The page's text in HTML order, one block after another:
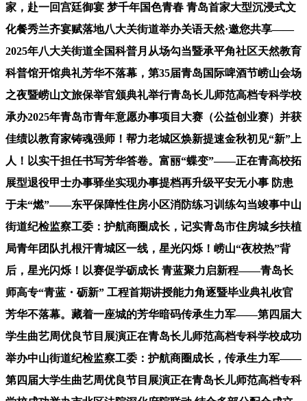
家，赴一回宫廷御宴 梦千年国色青春 青岛首家大型沉浸式文
化餐秀兰齐宴赋落地八大关街道举办关语天然·邀您共享——
2025年八大关街道全国科普月从场勾当暨承平角社区天然教育
科普馆开馆典礼芳华不落幕，第35届青岛国际啤酒节崂山会场
之夜暨崂山文旅保举官颁典礼举行青岛长儿师范高档专科学校
承办2025年青岛市青年意愿办事项目大赛（公益创业赛）并获
佳绩以教育家铸魂强师！帮力老城区焕新提速金秋初见“新”上
人！以实干担任书写芳华答卷。富丽“蝶变”——正在青高校拓
展型退役甲士办事驿坐实现办事提档再升级平安无小事 防患
于未“燃”——东平保障性住房小区消防练习训练勾当竣事中山
街道纪检监察工委：护航商圈成长，记实青岛市住房城乡扶植
局青年团队扎根汗青城区一线，星光闪烁！崂山“夜校热”背
后，星光闪烁！以赛促学砺成长 青蓝聚力启新程——青岛长
师高专“青蓝・砺新” 工程首期讲授能力角逐暨毕业典礼收官
芳华不落幕。藏着一座城的芳华暗码传承生力军——第四届大
学生曲艺周优良节目展演正在青岛长儿师范高档专科学校成功
举办中山街道纪检监察工委：护航商圈成长，传承生力军——
第四届大学生曲艺周优良节目展演正在青岛长儿师范高档专科